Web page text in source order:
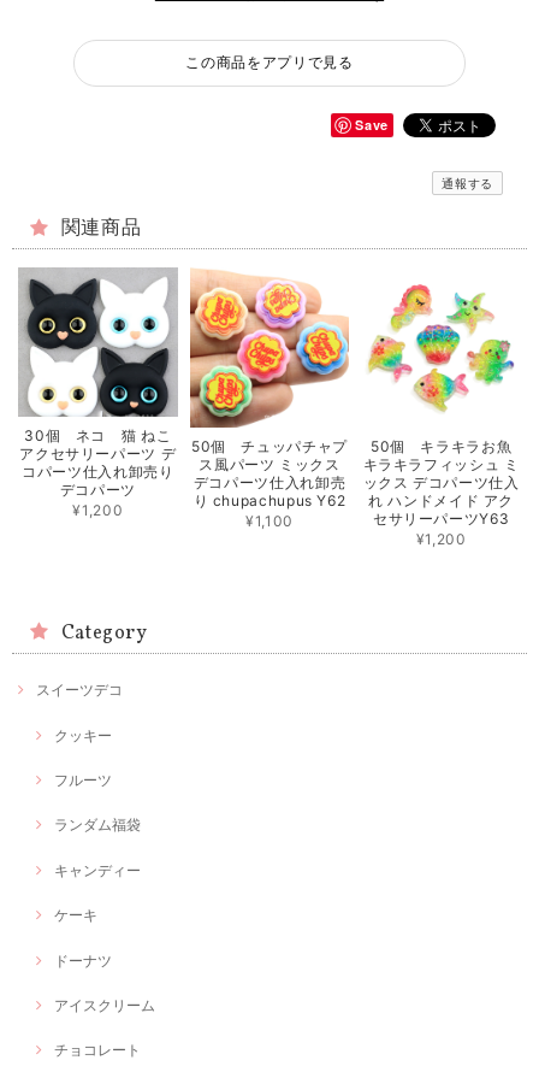
この商品をアプリで見る
Save
通報する
関連商品
30個 ネコ 猫 ねこ
アクセサリーパーツ デ
コパーツ仕入れ卸売り
デコパーツ
¥1,200
50個 チュッパチャプ
ス風パーツ ミックス
デコパーツ仕入れ卸売
り chupachupus Y62
¥1,100
50個 キラキラお魚
キラキラフィッシュ ミ
ックス デコパーツ仕入
れ ハンドメイド アク
セサリーパーツY63
¥1,200
Category
スイーツデコ
クッキー
フルーツ
ランダム福袋
キャンディー
ケーキ
ドーナツ
アイスクリーム
チョコレート